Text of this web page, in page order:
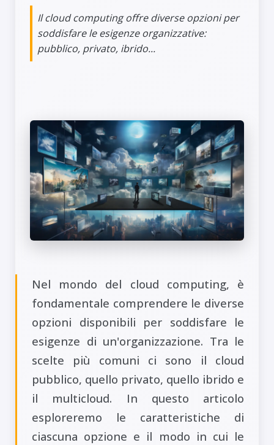
Il cloud computing offre diverse opzioni per
soddisfare le esigenze organizzative:
pubblico, privato, ibrido...
Nel mondo del cloud computing, è
fondamentale comprendere le diverse
opzioni disponibili per soddisfare le
esigenze di un'organizzazione. Tra le
scelte più comuni ci sono il cloud
pubblico, quello privato, quello ibrido e
il multicloud. In questo articolo
esploreremo le caratteristiche di
ciascuna opzione e il modo in cui le